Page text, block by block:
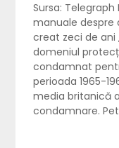
Sursa:
manuale despre
creat zeci de ani
domeniul
condamnat
perioada 1965-
media britanică
condamnare.